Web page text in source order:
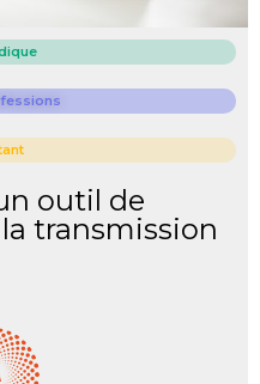
outil de
transmission